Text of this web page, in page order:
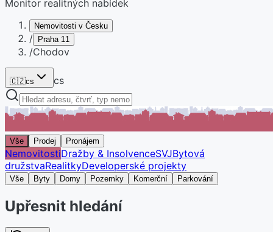
Monitor realitných nabídek
Nemovitosti v Česku
/ Praha 11
/Chodov
🇨🇿cs cs
Vše Prodej Pronájem
NemovitostiDražby & InsolvenceSVJBytová
družstvaRealitkyDeveloperské projekty
Vše Byty Domy Pozemky Komerční Parkování
Upřesnit hledání